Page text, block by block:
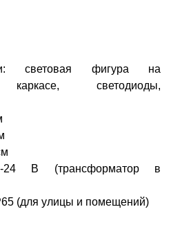
световая фигура на
каркасе, светодиоды,
24 В (трансформатор в
(для улицы и помещений)